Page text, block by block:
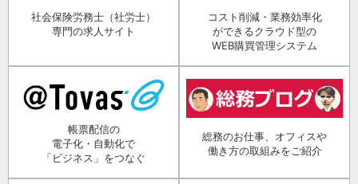
社会保険労務士（社労士）
専門の求人サイト
コスト削減・業務効率化
ができるクラウド型の
WEB購買管理システム
帳票配信の
電子化・自動化で
「ビジネス」をつなぐ
総務のお仕事、オフィスや
働き方の取組みをご紹介